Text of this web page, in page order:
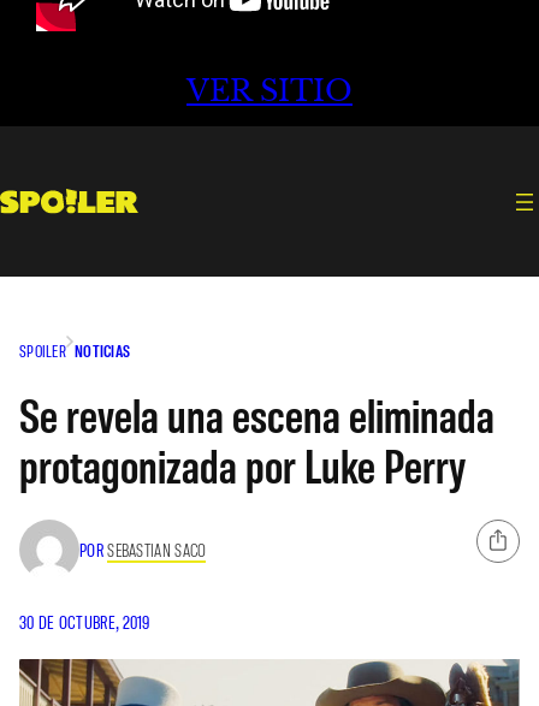
VER SITIO
SPOILER NOTICIAS
Se revela una escena eliminada
protagonizada por Luke Perry
PORSEBASTIAN SACO
30 DE OCTUBRE, 2019